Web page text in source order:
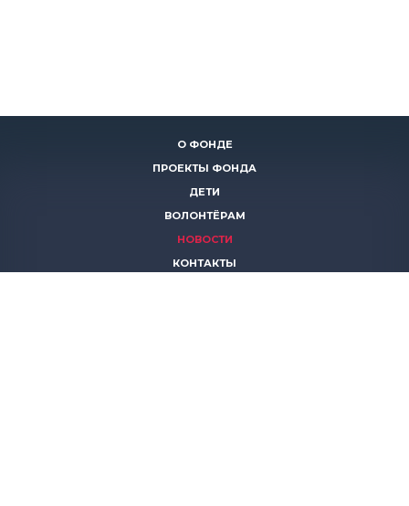
О ФОНДЕ
ПРОЕКТЫ ФОНДА
ДЕТИ
ВОЛОНТЁРАМ
НОВОСТИ
КОНТАКТЫ